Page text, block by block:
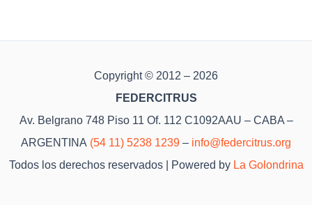
Copyright © 2012 – 2026
FEDERCITRUS
Av. Belgrano 748 Piso 11 Of. 112 C1092AAU – CABA –
ARGENTINA (54 11) 5238 1239 – info@federcitrus.org
Todos los derechos reservados | Powered by La Golondrina